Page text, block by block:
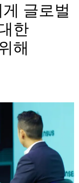
글로벌
한
해